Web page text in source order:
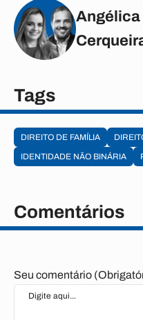
Angélica
Tags
DIREITO DE FAMÍLIA
IDENTIDADE NÃO BINÁRIA
Comentários
Seu comentário